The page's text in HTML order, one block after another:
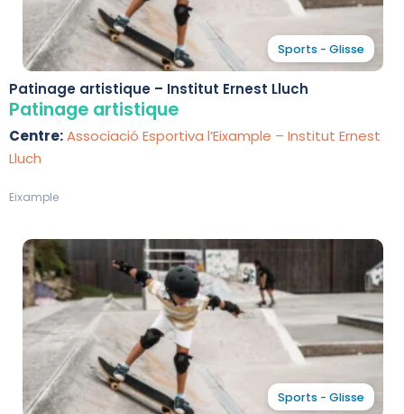
Sports - Glisse
Patinage artistique – Institut Ernest Lluch
Patinage artistique
Centre:Associació Esportiva l’Eixample – Institut Ernest
Lluch
Eixample
Sports - Glisse